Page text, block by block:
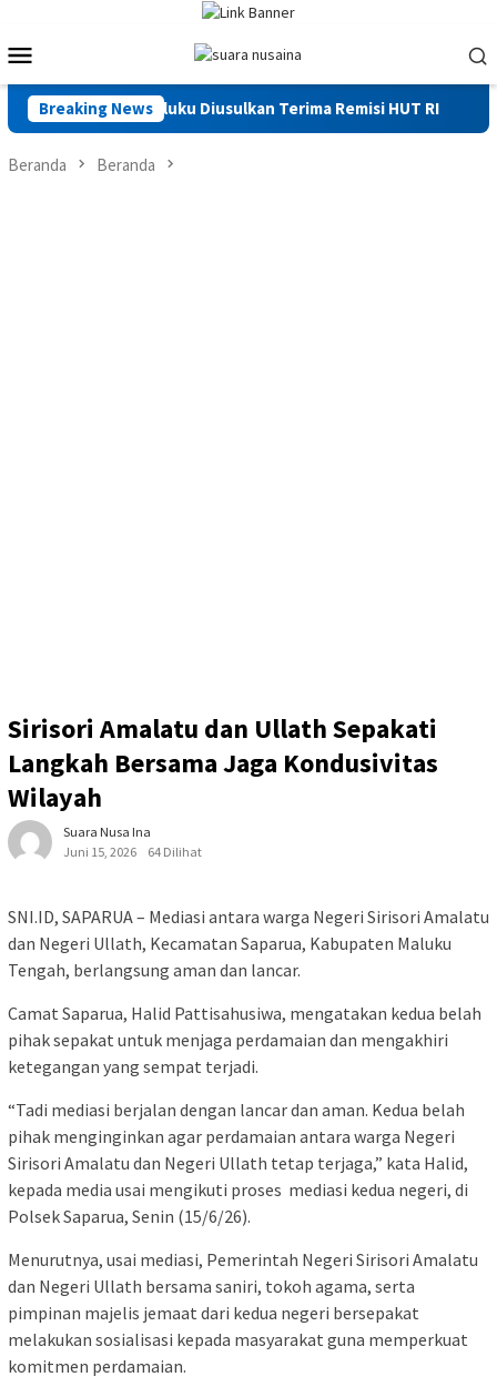
konten
Mobile
Breaking News
di Maluku Diusulkan Terima Remisi HUT RI Saadiah
Beranda Beranda
Sirisori Amalatu dan Ullath Sepakati
Langkah Bersama Jaga Kondusivitas
Wilayah
Suara Nusa Ina
Juni 15, 2026
64 Dilihat
SNI.ID, SAPARUA – Mediasi antara warga Negeri Sirisori Amalatu
dan Negeri Ullath, Kecamatan Saparua, Kabupaten Maluku
Tengah, berlangsung aman dan lancar.
Camat Saparua, Halid Pattisahusiwa, mengatakan kedua belah
pihak sepakat untuk menjaga perdamaian dan mengakhiri
ketegangan yang sempat terjadi.
“Tadi mediasi berjalan dengan lancar dan aman. Kedua belah
pihak menginginkan agar perdamaian antara warga Negeri
Sirisori Amalatu dan Negeri Ullath tetap terjaga,” kata Halid,
kepada media usai mengikuti proses mediasi kedua negeri, di
Polsek Saparua, Senin (15/6/26).
Menurutnya, usai mediasi, Pemerintah Negeri Sirisori Amalatu
dan Negeri Ullath bersama saniri, tokoh agama, serta
pimpinan majelis jemaat dari kedua negeri bersepakat
melakukan sosialisasi kepada masyarakat guna memperkuat
komitmen perdamaian.